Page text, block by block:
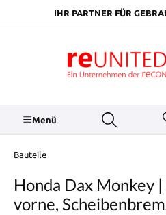
springenIHR PARTNER FÜR
Menü
Bauteile
Honda Dax Monkey
vorne,